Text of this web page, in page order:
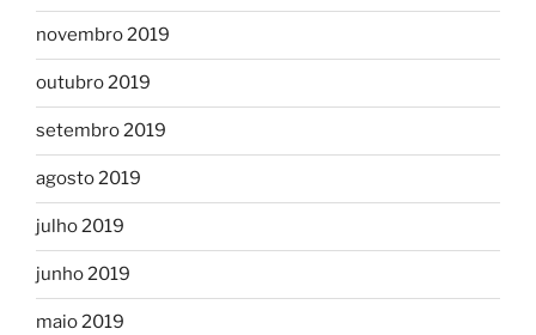
novembro 2019
outubro 2019
setembro 2019
agosto 2019
julho 2019
junho 2019
maio 2019